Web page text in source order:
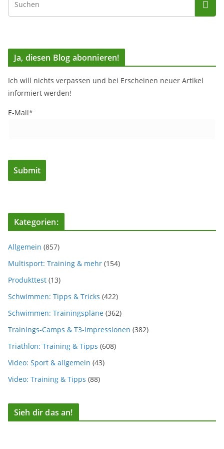
Ja, diesen Blog abonnieren!
Ich will nichts verpassen und bei Erscheinen neuer Artikel
informiert werden!
E-Mail*
Kategorien:
Allgemein (857)
Multisport: Training & mehr (154)
Produkttest (13)
Schwimmen: Tipps & Tricks (422)
Schwimmen: Trainingspläne (362)
Trainings-Camps & T3-Impressionen (382)
Triathlon: Training & Tipps (608)
Video: Sport & allgemein (43)
Video: Training & Tipps (88)
Sieh dir das an!